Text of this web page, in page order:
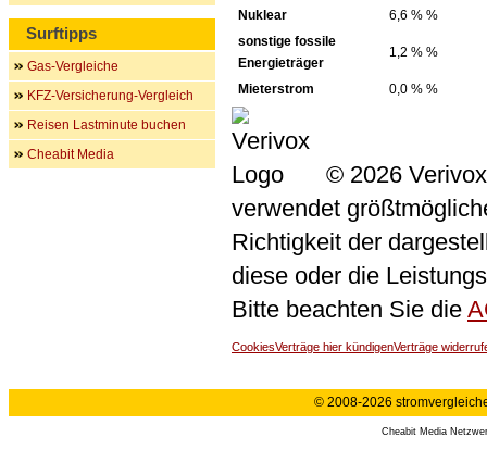
Nuklear
6,6 % %
sonstige fossile
Energieträger
1,2 % %
Mieterstrom 0,0 % %
© 2026
verwendet
Richtigkeit der
diese oder die
Bitte beachten Sie die
CookiesVerträge hier kündigenVerträge
Surftipps
Gas-Vergleiche
KFZ-Versicherung-Vergleich
Reisen Lastminute buchen
Cheabit Media
© 2008-2026
Cheabit Media